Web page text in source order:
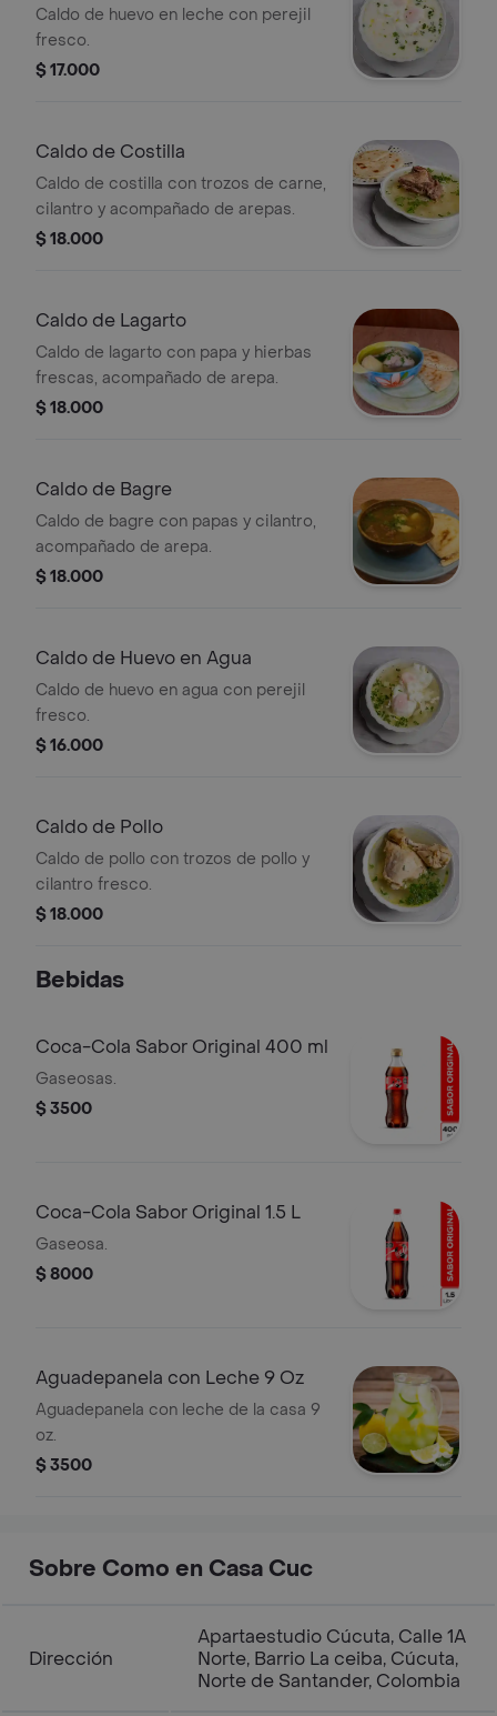
Caldo de huevo en leche con perejil
fresco.
$ 17.000
Caldo de Costilla
Caldo de costilla con trozos de carne,
cilantro y acompañado de arepas.
$ 18.000
Caldo de Lagarto
Caldo de lagarto con papa y hierbas
frescas, acompañado de arepa.
$ 18.000
Caldo de Bagre
Caldo de bagre con papas y cilantro,
acompañado de arepa.
$ 18.000
Caldo de Huevo en Agua
Caldo de huevo en agua con perejil
fresco.
$ 16.000
Caldo de Pollo
Caldo de pollo con trozos de pollo y
cilantro fresco.
$ 18.000
Bebidas
Coca-Cola Sabor Original 400 ml
Gaseosas.
$ 3500
Coca-Cola Sabor Original 1.5 L
Gaseosa.
$ 8000
Aguadepanela con Leche 9 Oz
Aguadepanela con leche de la casa 9
oz.
$ 3500
Sobre Como en Casa Cuc
Dirección
Apartaestudio Cúcuta, Calle 1A
Norte, Barrio La ceiba, Cúcuta,
Norte de Santander, Colombia